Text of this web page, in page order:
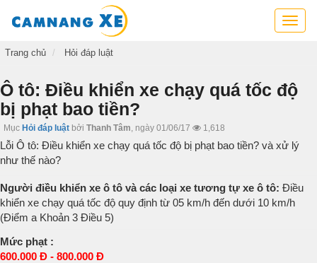
Cẩm
cứu
thông
kỹ
xe
Trang chủ Hỏi đáp luật
Ô tô: Điều khiển xe chạy quá tốc độ
bị phạt bao tiền?
Mục Hỏi đáp luật bởi Thanh Tâm, ngày 01/06/17 1,618
Lỗi Ô tô: Điều khiển xe chạy quá tốc độ bị phạt bao tiền? và xử lý
như thế nào?
Người điều khiển xe ô tô và các loại xe tương tự xe ô tô: Điều
khiển xe chạy quá tốc độ quy định từ 05 km/h đến dưới 10 km/h
(Điểm a Khoản 3 Điều 5)
Mức phạt :
600.000 Đ - 800.000 Đ